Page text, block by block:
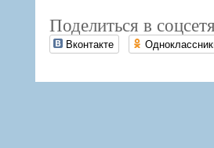
Поделиться в
Вконтакте